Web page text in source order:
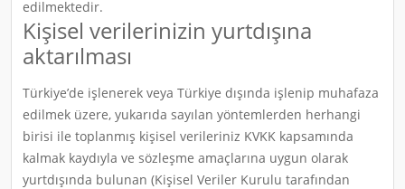
edilmektedir.
Kişisel verilerinizin yurtdışına
aktarılması
Türkiye’de işlenerek veya Türkiye dışında işlenip muhafaza
edilmek üzere, yukarıda sayılan yöntemlerden herhangi
birisi ile toplanmış kişisel verileriniz KVKK kapsamında
kalmak kaydıyla ve sözleşme amaçlarına uygun olarak
yurtdışında bulunan (Kişisel Veriler Kurulu tarafından